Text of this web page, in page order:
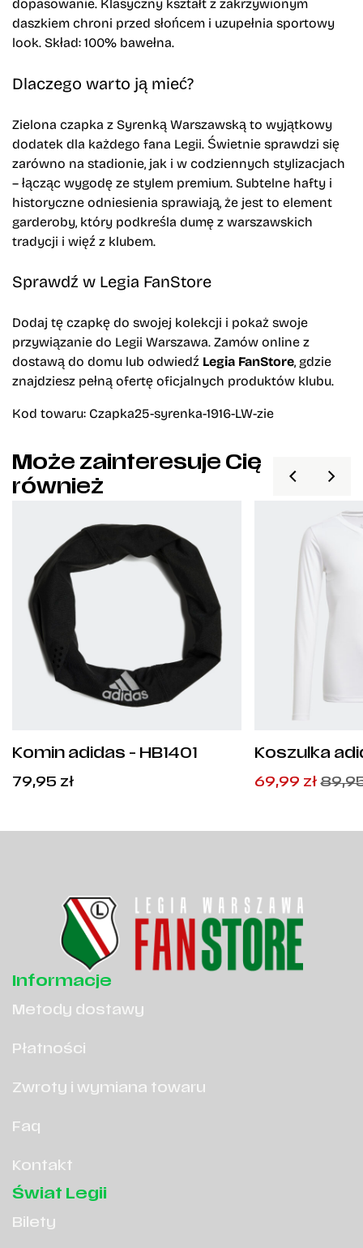
daszkiem chroni przed słońcem i uzupełnia sportowy
look. Skład: 100% bawełna.
Dlaczego warto ją mieć?
Zielona czapka z Syrenką Warszawską to wyjątkowy
dodatek dla każdego fana Legii. Świetnie sprawdzi się
zarówno na stadionie, jak i w codziennych stylizacjach
– łącząc wygodę ze stylem premium. Subtelne hafty i
historyczne odniesienia sprawiają, że jest to element
garderoby, który podkreśla dumę z warszawskich
tradycji i więź z klubem.
Sprawdź w Legia FanStore
Dodaj tę czapkę do swojej kolekcji i pokaż swoje
przywiązanie do Legii Warszawa. Zamów online z
dostawą do domu lub odwiedź Legia FanStore, gdzie
znajdziesz pełną ofertę oficjalnych produktów klubu.
Kod towaru: Czapka25-syrenka-1916-LW-zie
Może zainteresuje Cię
również
Komin adidas - HB1401
79,95 zł
Koszulka
Pierwotna
Aktualna
69,99 zł
Informacje
Metody dostawy
Płatności
Zwroty i wymiana towaru
Faq
Kontakt
Świat Legii
Bilety